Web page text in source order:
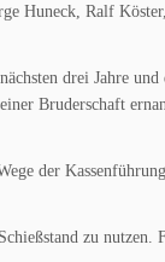
Huneck, Ralf
drei Jahre
Bruderschaft
der
zu nutzen.